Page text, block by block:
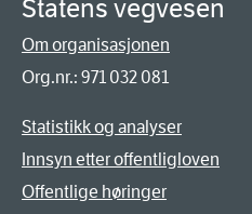
Statens vegvesen
Om organisasjonen
Org.nr.: 971 032 081
Statistikk og analyser
Innsyn etter offentligloven
Offentlige høringer